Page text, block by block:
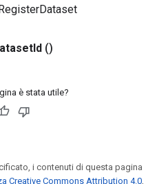
Id ()
è stata utile?
i contenuti di questa pagina
Creative Commons Attribution 4.0,